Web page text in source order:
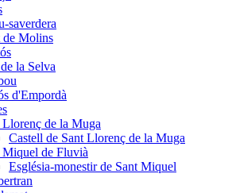
saverdera
de Molins
la Selva
d'Empordà
Llorenç de la Muga
Castell de Sant Llorenç de la Muga
Miquel de Fluvià
Església-monestir de Sant Miquel